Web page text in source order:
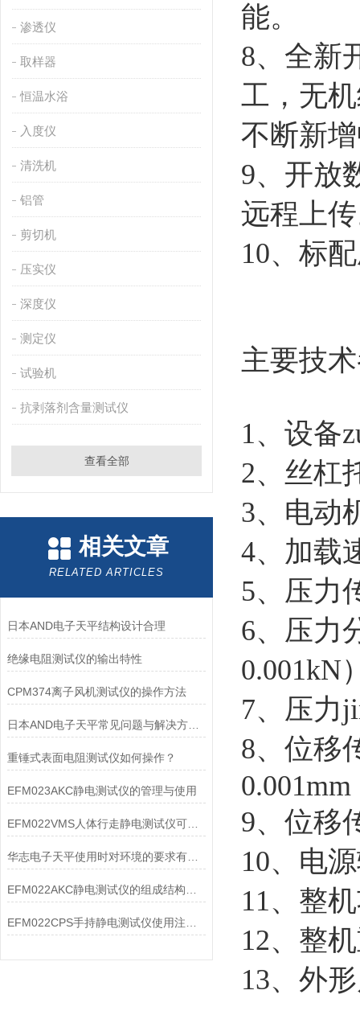
渗透仪
取样器
恒温水浴
入度仪
清洗机
铝管
剪切机
压实仪
深度仪
测定仪
试验机
抗剥落剂含量测试仪
查看全部
相关文章
RELATED ARTICLES
日本AND电子天平结构设计合理
绝缘电阻测试仪的输出特性
CPM374离子风机测试仪的操作方法
日本AND电子天平常见问题与解决方法详解
重锤式表面电阻测试仪如何操作？
EFM023AKC静电测试仪的管理与使用
EFM022VMS人体行走静电测试仪可测试物体表面静电压
华志电子天平使用时对环境的要求有哪些？
能。
8、全新
工，无
不断新
9、开放
远程上
10、标
主要技
1、设备
2、丝杠
3、电动
4、加载
5、压力
6、压力
0.001kN
7、压力
8、位移
0.001mm
9、位移
10、电
11、整
12、整
13、外